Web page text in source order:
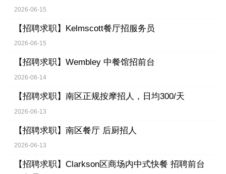
2026-06-15
【招聘求职】 Kelmscott餐厅招服务员
2026-06-15
【招聘求职】 Wembley 中餐馆招前台
2026-06-14
【招聘求职】 南区正规按摩招人，日均300/天
2026-06-13
【招聘求职】 南区餐厅 后厨招人
2026-06-13
【招聘求职】 Clarkson区商场内中式快餐 招聘前台